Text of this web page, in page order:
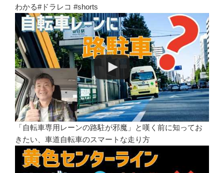
わかる#ドラレコ #shorts
「自転車専用レーンの路駐が邪魔」と嘆く前に知ってお
きたい、車道自転車のスマートな走り方